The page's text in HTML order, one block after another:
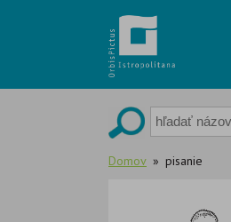
Domov pisanie